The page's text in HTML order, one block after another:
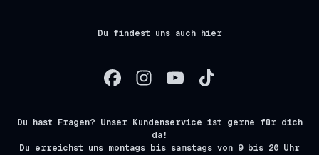
Du findest uns auch hier
Du hast Fragen? Unser Kundenservice ist gerne für dich
da!
Du erreichst uns montags bis samstags von 9 bis 20 Uhr